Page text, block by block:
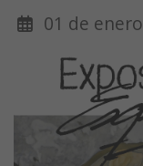
01 de